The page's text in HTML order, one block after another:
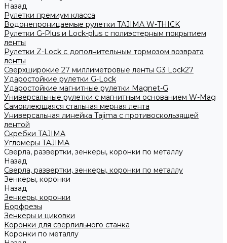
Назад
Рулетки премиум класса
Водонепроницаемые рулетки TAJIMA W-THICK
Рулетки G-Plus и Lock-plus с полиэстерным покрытием
ленты
Рулетки Z-Lock с дополнительным тормозом возврата
ленты
Сверхширокие 27 миллиметровые ленты G3 Lock27
Ударостойкие рулетки G-Lock
Ударостойкие магнитные рулетки Magnet-G
Универсальные рулетки с магнитным основанием W-Mag
Самоклеющаяся стальная мерная лента
Универсальная линейка Tajima с противоскользящей
лентой
Скребки TAJIMA
Угломеры TAJIMA
Сверла, развертки, зенкеры, коронки по металлу
Назад
Сверла, развертки, зенкеры, коронки по металлу
Зенкеры, коронки
Назад
Зенкеры, коронки
Борфрезы
Зенкеры и циковки
Коронки для сверлильного станка
Коронки по металлу